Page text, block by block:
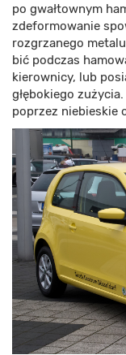
po gwałtownym
zdeformowanie
rozgrzanego
bić podczas
kierownicy, lub
głębokiego
poprzez niebieskie